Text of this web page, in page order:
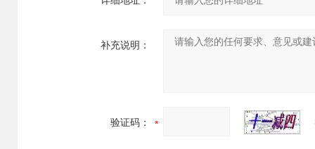
补充说明：
验证码：